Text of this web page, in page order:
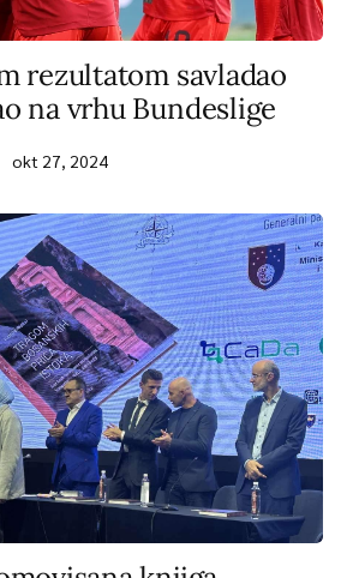
rezultatom savladao
na vrhu Bundeslige
okt 27, 2024